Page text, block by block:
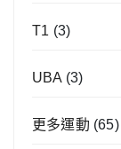
T1 (3)
UBA (3)
更多運動 (65)